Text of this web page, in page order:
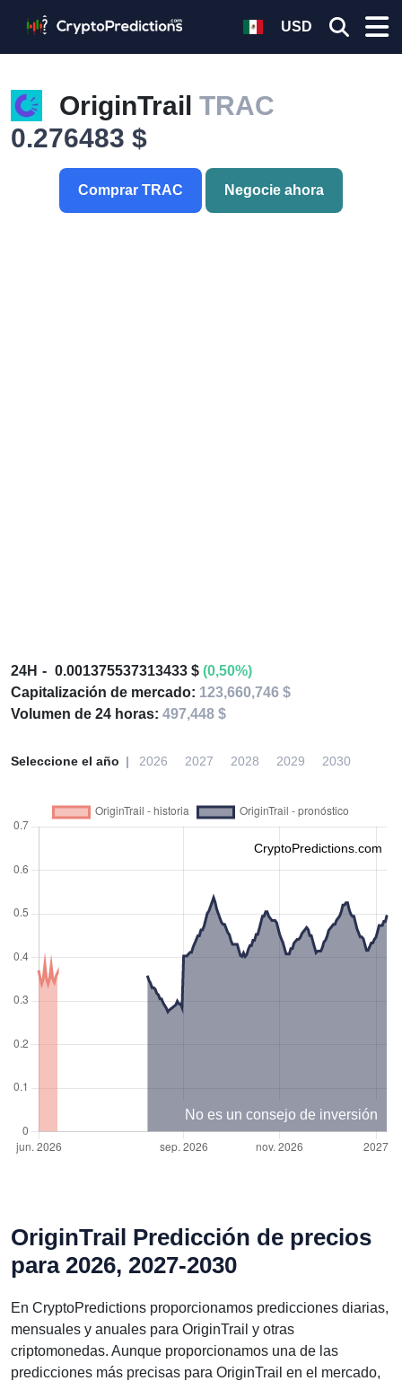
USD
OriginTrail TRAC
0.276483 $
Comprar TRAC Negocie ahora
24H 0.001375537313433 $ (0,50%)
Capitalización de mercado: 123,660,746 $
Volumen de 24 horas: 497,448 $
Seleccione el año 2026 2027 2028 2029 2030
CryptoPredictions.com
No es un consejo de inversión
OriginTrail Predicción de precios
para 2026, 2027-2030
En CryptoPredictions proporcionamos predicciones diarias,
mensuales y anuales para OriginTrail y otras
criptomonedas. Aunque proporcionamos una de las
predicciones más precisas para OriginTrail en el mercado,